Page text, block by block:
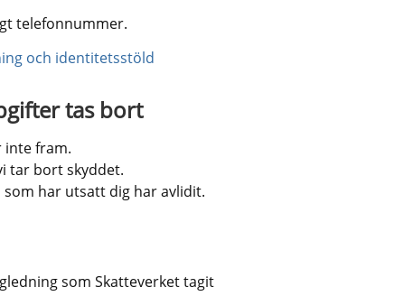
telefonnummer.
och identitetsstöld
tas bort
inte fram.
tar bort skyddet.
har utsatt dig har avlidit.
som Skatteverket tagit